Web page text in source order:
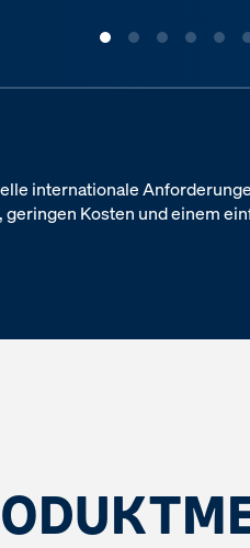
internationale
Kosten und einem